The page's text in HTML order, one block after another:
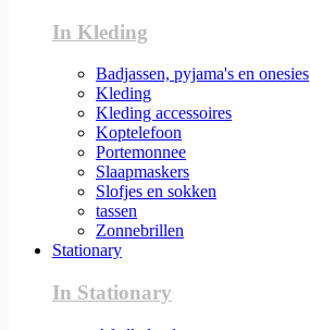
In Kleding
Badjassen, pyjama's en onesies
Kleding
Kleding accessoires
Koptelefoon
Portemonnee
Slaapmaskers
Slofjes en sokken
tassen
Zonnebrillen
Stationary
In Stationary